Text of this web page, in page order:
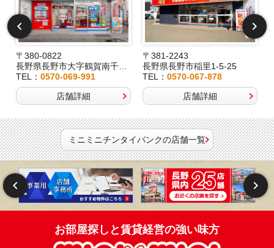
〒380-0822
長野県長野市大字鶴賀南千歳町826
TEL： 0570-069-991
店舗詳細
〒381-2243
長野県長野市稲里1-5-25
TEL：0570-067-878
店舗詳細
ミニミニチンタイバンクの店舗一覧
お部屋探しと賃貸経営の強い味方